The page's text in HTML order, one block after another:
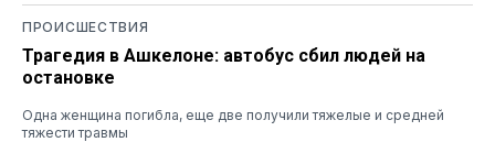
ПРОИСШЕСТВИЯ
Трагедия в Ашкелоне: автобус сбил людей на
остановке
Одна женщина погибла, еще две получили тяжелые и средней
тяжести травмы